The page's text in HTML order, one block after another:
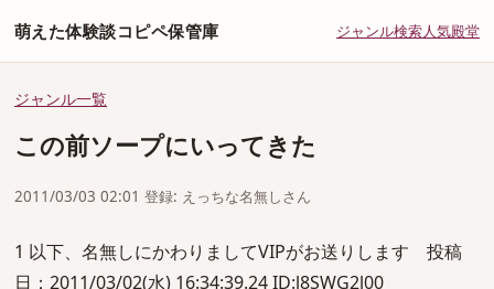
萌えた体験談コピペ保管庫 ジャンル検索人気殿堂
ジャンル一覧
この前ソープにいってきた
2011/03/03 02:01 登録: えっちな名無しさん
1 以下、名無しにかわりましてVIPがお送りします 投稿
日：2011/03/02(水) 16:34:39.24 ID:l8SWG2l00